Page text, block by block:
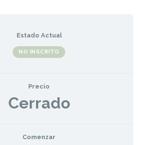
Estado Actual
NO INSCRITO
Precio
Cerrado
Comenzar